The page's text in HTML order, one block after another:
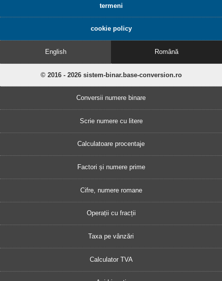
termeni
cookie policy
English Română
© 2016 - 2026 sistem-binar.base-conversion.ro
Conversii numere binare
Scrie numere cu litere
Calculatoare procentaje
Factori și numere prime
Cifre, numere romane
Operații cu fracții
Taxa pe vânzări
Calculator TVA